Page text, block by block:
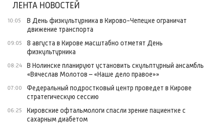
ЛЕНТА НОВОСТЕЙ
10:05
В День физкультурника в Кирово-Чепецке ограничат
движение транспорта
09:05
8 августа в Кирове масштабно отметят День
физкультурника
08:24
В Нолинске планируют установить скульптурный ансамбль
«Вячеслав Молотов – «Наше дело правое»»
07:00
Федеральный подростковый центр проведет в Кирове
стратегическую сессию
06:25
Кировские офтальмологи спасли зрение пациентке с
сахарным диабетом